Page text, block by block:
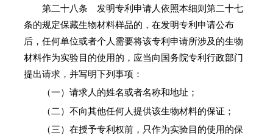
第二十八条 发明专利申请人依照本细则第二十七
条的规定保藏生物材料样品的，在发明专利申请公布
后，任何单位或者个人需要将该专利申请所涉及的生物
材料作为实验目的使用的，应当向国务院专利行政部门
提出请求，并写明下列事项：
（一）请求人的姓名或者名称和地址；
（二）不向其他任何人提供该生物材料的保证；
（三）在授予专利权前，只作为实验目的使用的保